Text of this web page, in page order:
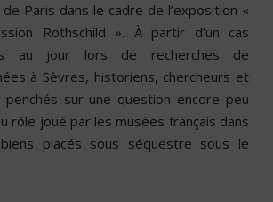
de Paris dans le cadre de l’exposition «
Rothschild ». À partir d’un cas
au jour lors de recherches de
à Sèvres, historiens, chercheurs et
sur une question encore peu
rôle joué par les musées français dans
biens placés sous séquestre sous le